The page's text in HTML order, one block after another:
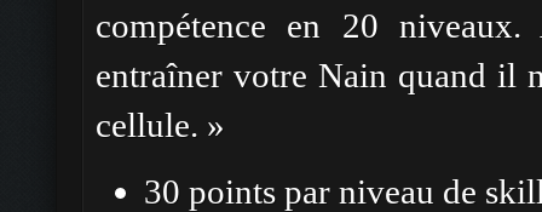
compétence en 20
entraîner votre Nain quand il
cellule. »
30 points par niveau de